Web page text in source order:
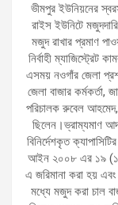
ভীমপুর ইউনিয়নের
রাইস ইউনিটে
মজুদ রাখার প্রমাণ
নির্বাহী ম্যাজিস্ট্রেট
এসময় নওগাঁর জেলা
জেলা বাজার কর্মকর্তা,
পরিচালক রুবেল
ছিলেন।ভ্রাম্যমাণ
বিনির্দেশকৃত
আইন ২০০৮ এর ১৯ (১)
এ জরিমানা করা হয়
মধ্যে মজুদ করা চাল